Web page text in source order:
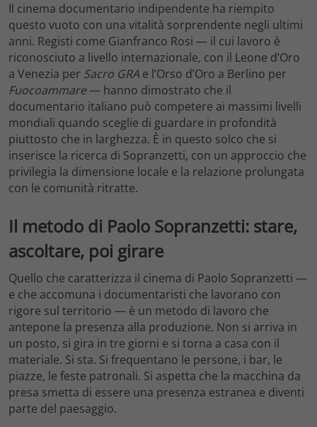
Il cinema documentario indipendente ha riempito
questo vuoto con una vitalità sorprendente negli ultimi
anni. Registi come Gianfranco Rosi — il cui lavoro è
riconosciuto a livello internazionale, con il Leone d’Oro
a Venezia per Sacro GRA e l’Orso d’Oro a Berlino per
Fuocoammare— hanno dimostrato che il
documentario italiano può competere ai massimi livelli
mondiali quando sceglie di guardare in profondità
piuttosto che in larghezza. È in questo solco che si
inserisce la ricerca di Sopranzetti, con un approccio che
privilegia la dimensione locale e la relazione prolungata
con le comunità ritratte.
Il metodo di Paolo Sopranzetti: stare,
ascoltare, poi girare
Quello che caratterizza il cinema di Paolo Sopranzetti —
e che accomuna i documentaristi che lavorano con
rigore sul territorio — è un metodo di lavoro che
antepone la presenza alla produzione. Non si arriva in
un posto, si gira in tre giorni e si torna a casa con il
materiale. Si sta. Si frequentano le persone, i bar, le
piazze, le feste patronali. Si aspetta che la macchina da
presa smetta di essere una presenza estranea e diventi
parte del paesaggio.